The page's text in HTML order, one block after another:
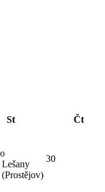
St
Čt
Lešany
(Prostějov)
30